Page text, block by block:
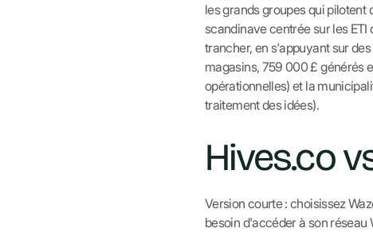
les grands groupes qui
scandinave centrée sur les
trancher, en s'appuyant sur
magasins, 759 000 £ générés
opérationnelles) et la
traitement des idées).
Hives.co
Version courte : choisissez
besoin d'accéder à son